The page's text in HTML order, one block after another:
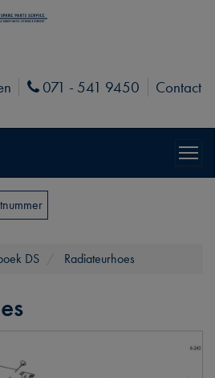
Phone
071 - 541 9450
Contact
DS Radiateurhoes